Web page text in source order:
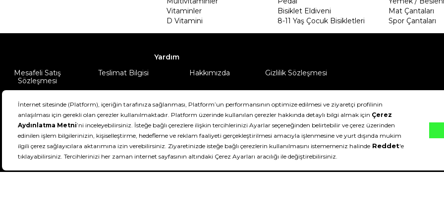
Vitaminler
D Vitamini
Bisiklet Eldiveni
8-11 Yaş Çocuk Bisikletleri
Mat Çantaları
Spor Çantaları
Yardım
Mesafeli Satış
Sözleşmesi
Teslimat Bilgisi Hakkımızda Gizlilik Sözleşmesi
DeFactoFIT ©️ 2022-2026. Tüm hakları saklıdır.